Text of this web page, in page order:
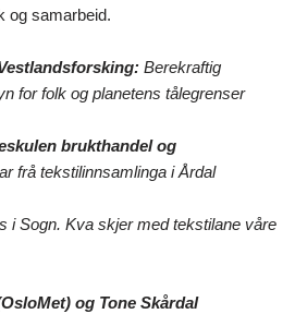
og samarbeid.
Berekraftig
for folk og planetens tålegrenser
brukthandel og
frå tekstilinnsamlinga i Årdal
i Sogn. Kva skjer med tekstilane våre
og Tone Skårdal